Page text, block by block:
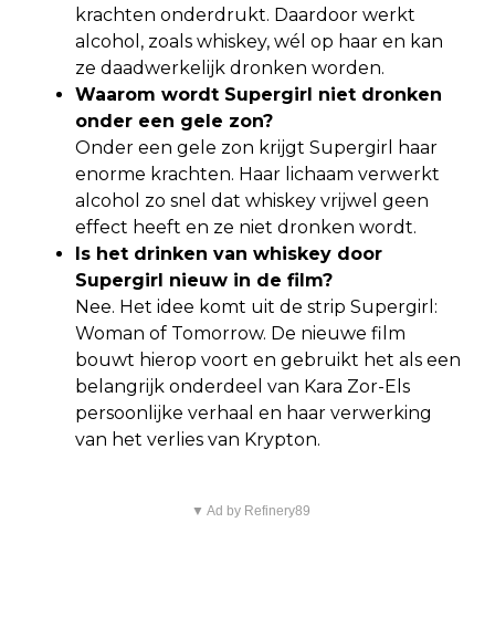
krachten onderdrukt. Daardoor werkt
alcohol, zoals whiskey, wél op haar en kan
ze daadwerkelijk dronken worden.
Waarom wordt Supergirl niet dronken
onder een gele zon?
Onder een gele zon krijgt Supergirl haar
enorme krachten. Haar lichaam verwerkt
alcohol zo snel dat whiskey vrijwel geen
effect heeft en ze niet dronken wordt.
Is het drinken van whiskey door
Supergirl nieuw in de film?
Nee. Het idee komt uit de strip Supergirl:
Woman of Tomorrow. De nieuwe film
bouwt hierop voort en gebruikt het als een
belangrijk onderdeel van Kara Zor-Els
persoonlijke verhaal en haar verwerking
van het verlies van Krypton.
▼ Ad by Refinery89